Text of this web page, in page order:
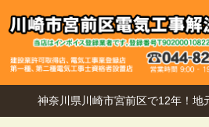
神奈川県川崎市宮前区で12年！地